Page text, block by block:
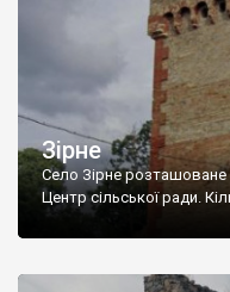
Зірне
Село Зірне розташоване
Центр сільської ради.